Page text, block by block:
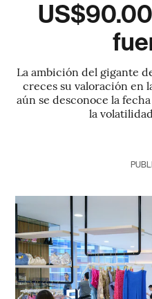
La ambición del gigante
creces su valoración en
aún se desconoce la
la